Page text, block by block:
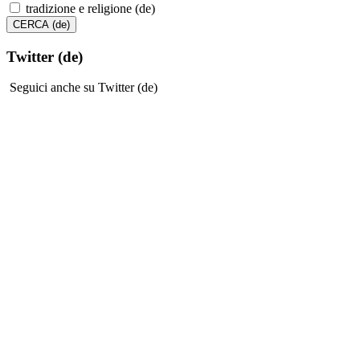
tradizione e religione (de)
Twitter (de)
Seguici anche su Twitter (de)